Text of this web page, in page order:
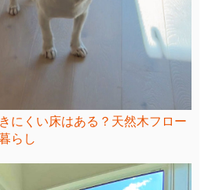
にくい床はある？天然木フロー
らし